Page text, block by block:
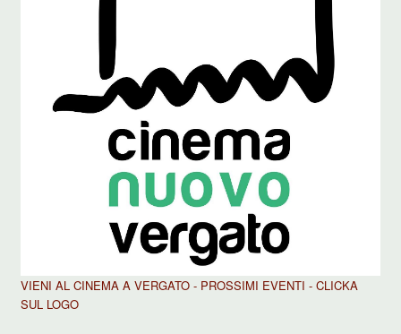
VIENI AL CINEMA A VERGATO - PROSSIMI EVENTI - CLICKA
SUL LOGO